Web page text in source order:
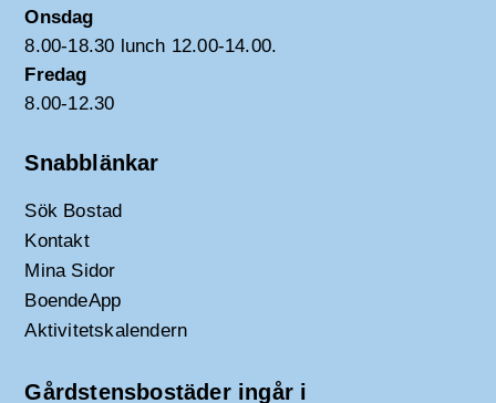
Onsdag
8.00-18.30 lunch 12.00-14.00.
Fredag
8.00-12.30
Snabblänkar
Sök Bostad
Kontakt
Mina Sidor
BoendeApp
Aktivitetskalendern
Gårdstensbostäder ingår i